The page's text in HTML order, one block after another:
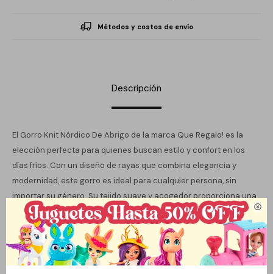

Métodos y costos de envío
Descripción
El Gorro Knit Nórdico De Abrigo de la marca Que Regalo! es la
elección perfecta para quienes buscan estilo y confort en los
días fríos. Con un diseño de rayas que combina elegancia y
modernidad, este gorro es ideal para cualquier persona, sin
importar su género. Su tejido suave y acogedor proporciona una
calidez excepcional, convirtiéndolo en un accesorio esencial
para la temporada de otoño e invierno.
Este gorro no solo es funcional, sino que también añade un toque
distintivo a cualquier atuendo. Su diseño versátil permite